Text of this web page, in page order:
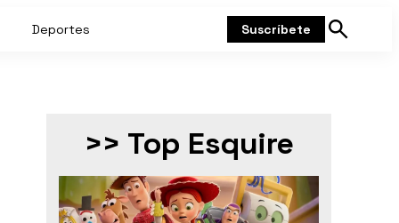
Deportes Suscríbete
Mostrar
>> Top Esquire